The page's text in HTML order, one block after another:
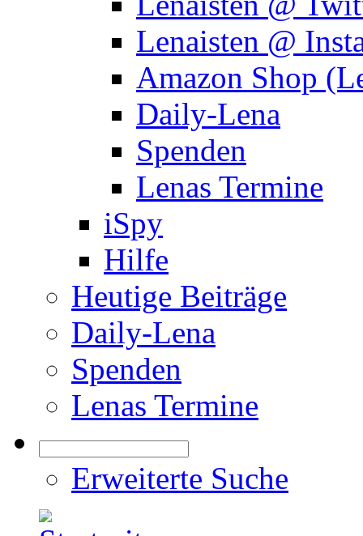
Lenaisten @
Amazon Shop
Daily-Lena
Spenden
Lenas Termine
iSpy
Hilfe
Heutige Beiträge
Daily-Lena
Spenden
Lenas Termine
Erweiterte Suche